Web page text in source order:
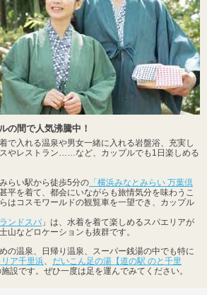
の間で人気沸騰中！
で入れる温泉や男女一緒に入れる岩盤浴、充実し
やレストラン……など、カップルでも1日楽しめる
らい駅から徒歩5分の 「横浜みなとみらい 万葉倶
平を着て、都会にいながらも旅情気分を味わうこ
はコスモワールドの観覧車を一望でき、カップル
ンドスパ 」は、水着を着て楽しめるスパエリアが
山などロケーションも抜群です。
の温泉、日帰り温泉、スーパー銭湯の中でも特に
リア千里浜
だいこん足の湯【道の駅 のと千里
設です。ぜひ一度は足を運んでみてください。